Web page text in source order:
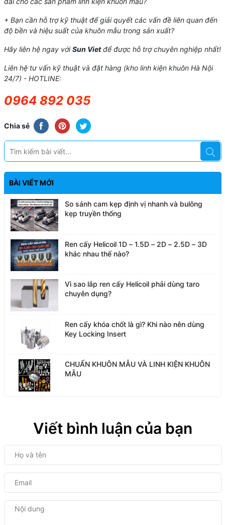
+ Bạn cần hỗ trợ kỹ thuật để giải quyết các vấn đề liên quan đến
độ bền và hiệu suất của khuôn mẫu trong sản xuất?
Hãy liên hệ ngay vớiSun Vietđể được hỗ trợ chuyên nghiệp nhất!
Liên hệ tư vấn kỹ thuật và đặt hàng (kho linh kiện khuôn Hà Nội
24/7) - HOTLINE:
0964 892 035
Chia sẻ
BÀI VIẾT MỚI
So sánh cam kẹp định vị nhanh và bulông
kẹp truyền thống
Ren cấy Helicoil 1D – 1.5D – 2D – 2.5D – 3D
khác nhau thế nào?
Vì sao lắp ren cấy Helicoil phải dùng taro
chuyên dụng?
Ren cấy khóa chốt là gì? Khi nào nên dùng
Key Locking Insert
CHUẨN KHUÔN MẪU VÀ LINH KIỆN KHUÔN
MẪU
Viết bình luận của bạn